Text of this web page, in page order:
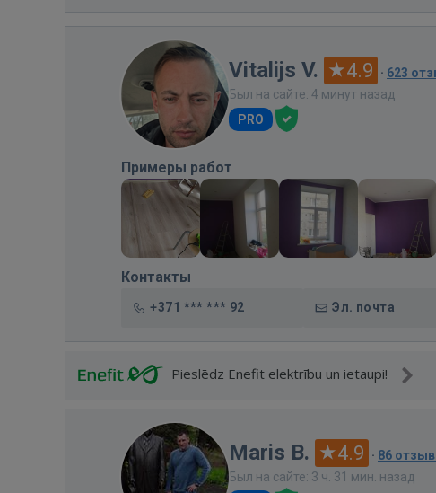
Vitalijs V. 4.9 · 623
Был на сайте: 4 минут назад
PRO
Примеры работ
Контакты
+371 *** *** 92 Эл. почта
Pieslēdz Enefit elektrību un ietaupi!
Maris B. 4.9 · 86
Был на сайте: 3 ч. 31 мин. назад